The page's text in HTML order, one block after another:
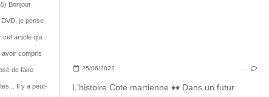
25/06/2022
L'histoire Cote martienne ♦♦ Dans un futur
Bonjour
je pense
cet article qui
avoir compris
de faire
Il y a peut-